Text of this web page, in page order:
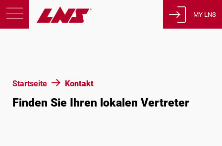
Startseite Kontakt
Finden Sie Ihren lokalen Vertreter
Karriere
MY LNS